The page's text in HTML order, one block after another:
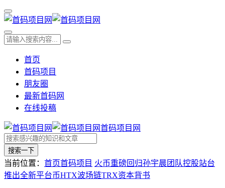
首页
首码项目
朋友圈
最新首码网
在线投稿
首码项目网
搜索一下
当前位置： 首页首码项目 火币重磅回归孙宇晨团队控股站台
推出全新平台币HTX波场链TRX资本背书